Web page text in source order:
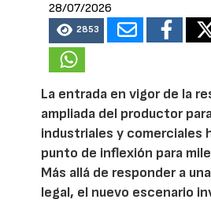
28/07/2026
2853
La entrada en vigor de la
ampliada del productor
industriales y comerciales
punto de inflexión para
Más allá de responder a
legal, el nuevo escenario